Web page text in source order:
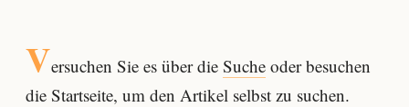
Versuchen Sie es über die Sucheoder besuchen
die Startseite, um den Artikel selbst zu suchen.